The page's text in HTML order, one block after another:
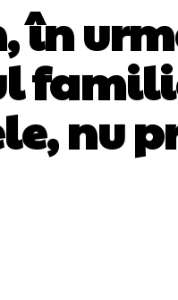
în
nu